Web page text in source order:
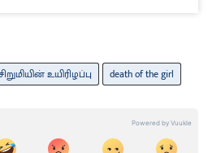
உயிரிழப்பு death of the girl